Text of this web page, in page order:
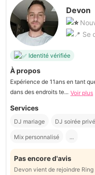
Devon
Se
Identité vérifiée
À propos
Expérience de 11ans en tant
dans des endroits te... Voir plus
Services
DJ mariage DJ soirée
Mix personnalisé ...
Pas encore d'avis
Devon vient de rejoindre